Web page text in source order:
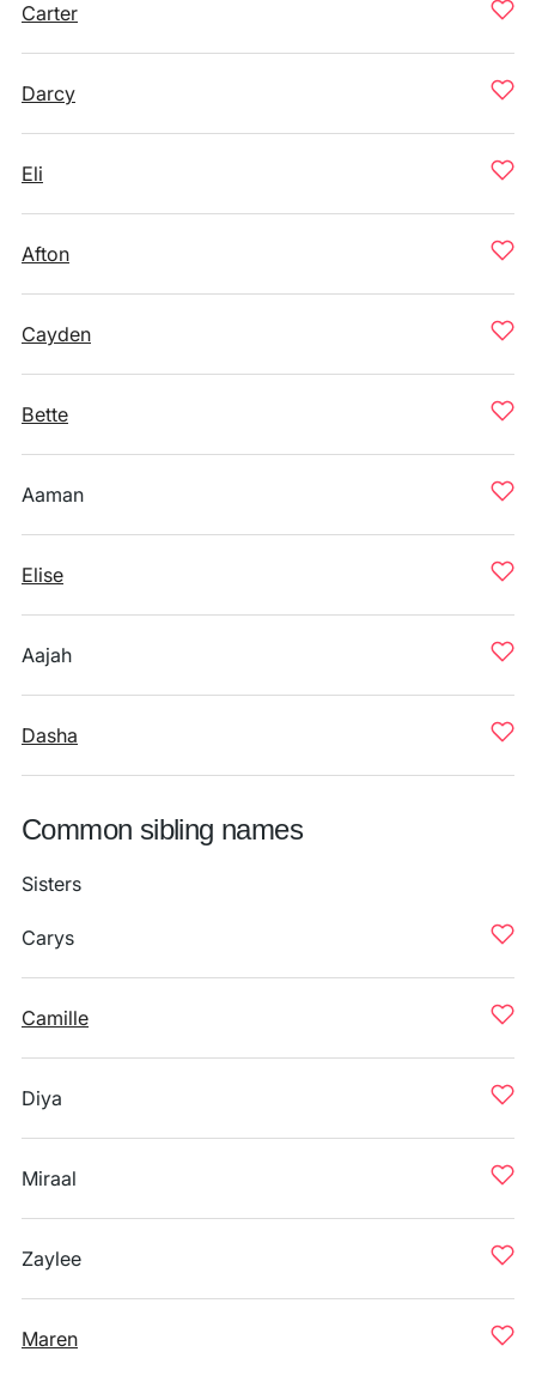
Carter
Darcy
Eli
Afton
Cayden
Bette
Aaman
Elise
Aajah
Dasha
Common sibling names
Sisters
Carys
Camille
Diya
Miraal
Zaylee
Maren